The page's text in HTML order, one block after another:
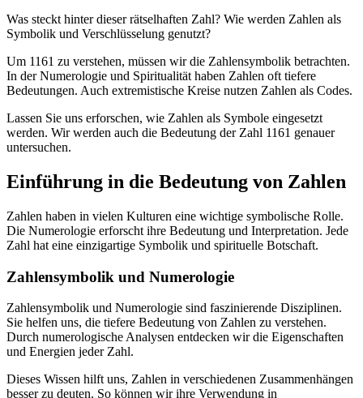
Was steckt hinter dieser rätselhaften Zahl? Wie werden Zahlen als
Symbolik und Verschlüsselung genutzt?
Um 1161 zu verstehen, müssen wir die Zahlensymbolik betrachten.
In der Numerologie und Spiritualität haben Zahlen oft tiefere
Bedeutungen. Auch extremistische Kreise nutzen Zahlen als Codes.
Lassen Sie uns erforschen, wie Zahlen als Symbole eingesetzt
werden. Wir werden auch die Bedeutung der Zahl 1161 genauer
untersuchen.
Einführung in die Bedeutung von Zahlen
Zahlen haben in vielen Kulturen eine wichtige symbolische Rolle.
Die Numerologie erforscht ihre Bedeutung und Interpretation. Jede
Zahl hat eine einzigartige Symbolik und spirituelle Botschaft.
Zahlensymbolik und Numerologie
Zahlensymbolik und Numerologie sind faszinierende Disziplinen.
Sie helfen uns, die tiefere Bedeutung von Zahlen zu verstehen.
Durch numerologische Analysen entdecken wir die Eigenschaften
und Energien jeder Zahl.
Dieses Wissen hilft uns, Zahlen in verschiedenen Zusammenhängen
besser zu deuten. So können wir ihre Verwendung in